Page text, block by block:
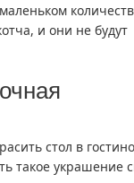
и они не будут
стол в
такое украшение